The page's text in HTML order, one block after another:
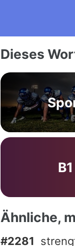
Dieses
B1
Ähnliche,
#2281